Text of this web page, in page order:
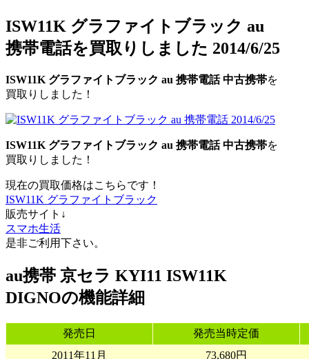
ISW11K グラファイトブラック au
携帯電話を買取りしました 2014/6/25
ISW11K グラファイトブラック au 携帯電話 中古携帯を
買取りしました！
ISW11K グラファイトブラック au 携帯電話 中古携帯を
買取りしました！
現在の買取価格はこちらです！
ISW11K グラファイトブラック
販売サイト↓
スマホ生活
是非ご利用下さい。
au携帯 京セラ KYI11 ISW11K
DIGNOの機能詳細
発売日
発売当時定価
2011年11月
73,680円